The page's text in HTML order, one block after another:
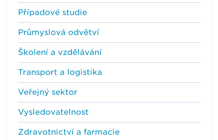
Případové studie
Průmyslová odvětví
Školení a vzdělávání
Transport a logistika
Veřejný sektor
Vysledovatelnost
Zdravotnictví a farmacie